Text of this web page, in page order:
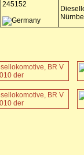
245152